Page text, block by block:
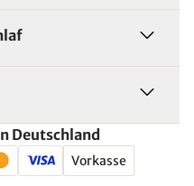
Deutschland
Vorkasse